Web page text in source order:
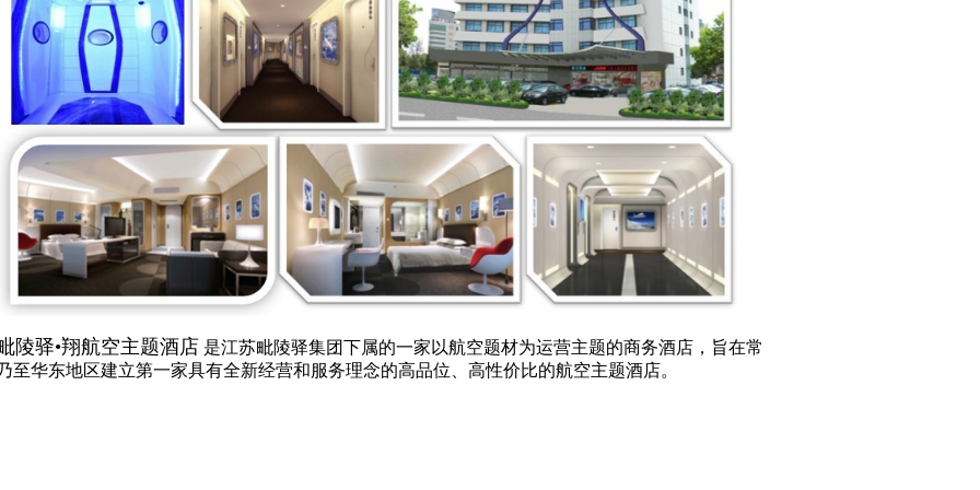
陵驿•翔航空主题酒店 是江苏毗陵驿集团下属的一家以航空题材为运营主题的商务酒店，旨在常
至华东地区建立第一家具有全新经营和服务理念的高品位、高性价比的航空主题酒店。